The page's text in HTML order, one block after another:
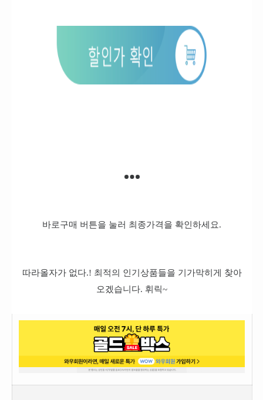
바로구매 버튼을 눌러 최종가격을 확인하세요.
따라올자가 없다.! 최적의 인기상품들을 기가막히게 찾아
오겠습니다. 휘릭~